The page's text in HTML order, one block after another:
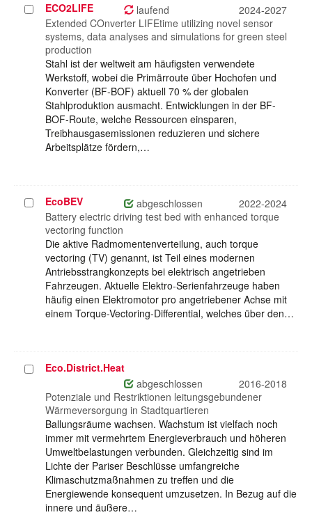
Projekt
auswählen
ECO2LIFE laufend
2024-2027
Extended COnverter LIFEtime utilizing novel sensor
systems, data analyses and simulations for green steel
production
Stahl ist der weltweit am häufigsten verwendete
Werkstoff, wobei die Primärroute über Hochofen und
Konverter (BF-BOF) aktuell 70 % der globalen
Stahlproduktion ausmacht. Entwicklungen in der BF-
BOF-Route, welche Ressourcen einsparen,
Treibhausgasemissionen reduzieren und sichere
Arbeitsplätze fördern,…
Projekt
auswählen
EcoBEV abgeschlossen
2022-2024
Battery electric driving test bed with enhanced torque
vectoring function
Die aktive Radmomentenverteilung, auch torque
vectoring (TV) genannt, ist Teil eines modernen
Antriebsstrangkonzepts bei elektrisch angetrieben
Fahrzeugen. Aktuelle Elektro-Serienfahrzeuge haben
häufig einen Elektromotor pro angetriebener Achse mit
einem Torque-Vectoring-Differential, welches über den…
ProjektEco.District.Heat
abgeschlossen
2016-2018
Potenziale und Restriktionen leitungsgebundener
Wärmeversorgung in Stadtquartieren
Ballungsräume wachsen. Wachstum ist vielfach noch
immer mit vermehrtem Energieverbrauch und höheren
Umweltbelastungen verbunden. Gleichzeitig sind im
Lichte der Pariser Beschlüsse umfangreiche
Klimaschutzmaßnahmen zu treffen und die
Energiewende konsequent umzusetzen. In Bezug auf die
innere und äußere…